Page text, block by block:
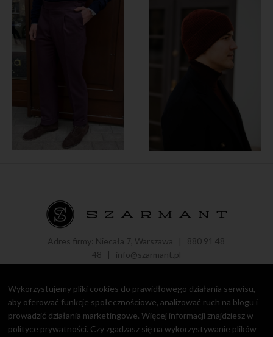
Adres firmy: Niecała 7, Warszawa | 880 91 48
48 | info@szarmant.pl
Copyright © 2016 - 2021 Roman Zaczkiewicz. Polityka prywatności
Wykorzystujemy pliki cookies do prawidłowego działania serwisu,
aby oferować funkcje społecznościowe, analizować ruch na blogu i
prowadzić działania marketingowe. Więcej informacji znajdziesz w
polityce prywatności. Czy zgadzasz się na wykorzystywanie plików